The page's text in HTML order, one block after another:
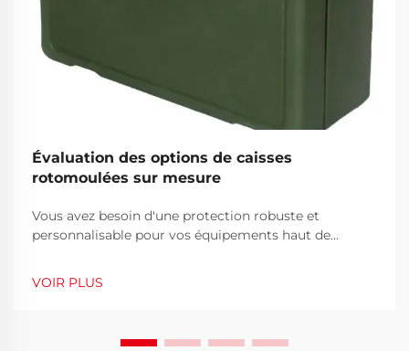
Évaluation des options de caisses
rotomoulées sur mesure
Vous avez besoin d'une protection robuste et
personnalisable pour vos équipements haut de
conception et une efficacité coûts inégalées. Évaluez
VOIR PLUS